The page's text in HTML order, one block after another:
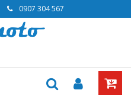
0907 304 567